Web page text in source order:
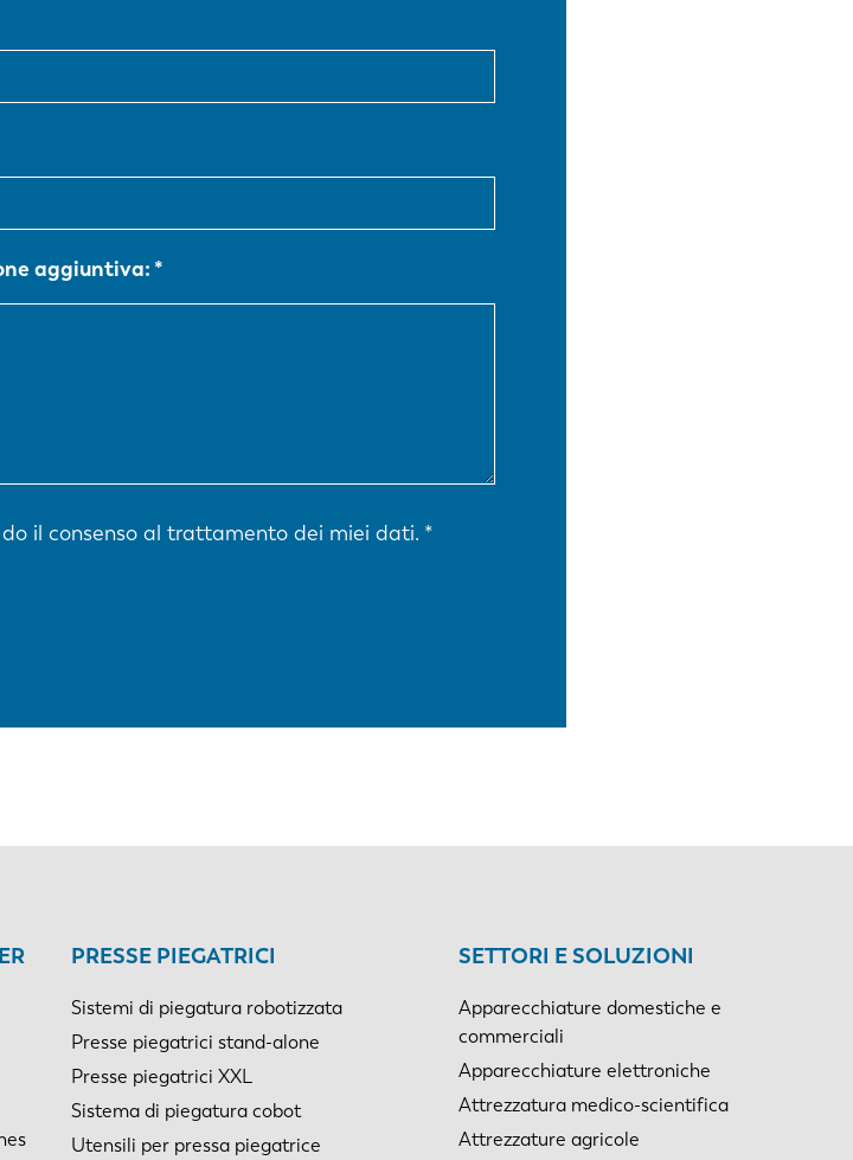
aggiuntiva:
il consenso al trattamento dei miei dati.
PRESSE PIEGATRICI
Sistemi di piegatura robotizzata
Presse piegatrici stand-alone
Presse piegatrici XXL
Sistema di piegatura cobot
Utensili per pressa piegatrice
SETTORI E SOLUZIONI
Apparecchiature domestiche e
commerciali
Apparecchiature elettroniche
Attrezzatura medico-scientifica
Attrezzature agricole